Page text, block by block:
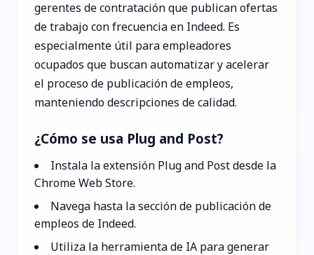
gerentes de contratación que publican ofertas
de trabajo con frecuencia en Indeed. Es
especialmente útil para empleadores
ocupados que buscan automatizar y acelerar
el proceso de publicación de empleos,
manteniendo descripciones de calidad.
¿Cómo se usa Plug and Post?
Instala la extensión Plug and Post desde la
Chrome Web Store.
Navega hasta la sección de publicación de
empleos de Indeed.
Utiliza la herramienta de IA para generar